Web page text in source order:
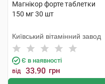
Магнікор форте таблетки
150 мг 30 шт
Київський вітамінний завод
Є в наявності
від 33.90 грн